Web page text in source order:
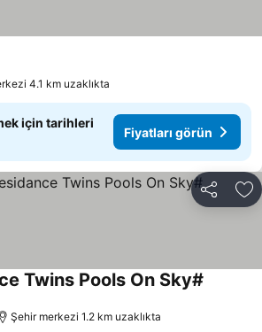
4.1 km uzaklıkta
için tarihleri
Fiyatları görün
Paylaş
Twins Pools On Sky#
Şehir merkezi 1.2 km uzaklıkta